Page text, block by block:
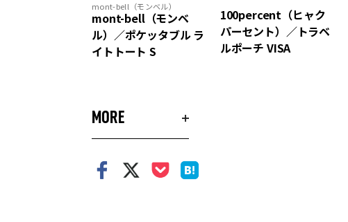
mont-bell（モンベル）
mont-bell（モンベ
ル）／ポケッタブル ラ
イトトート S
100percent（ヒャク
パーセント）／トラベ
ルポーチ VISA
MORE